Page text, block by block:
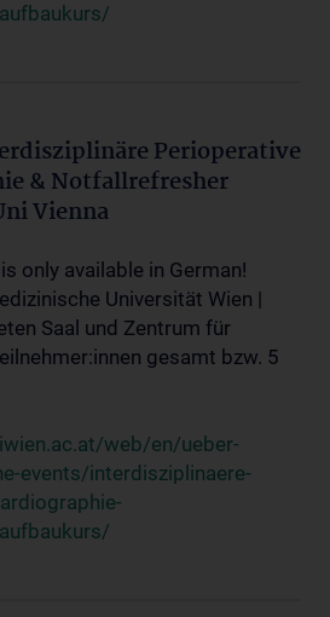
Perioperative
& Notfallrefresher
Vienna
only available in German!
Universität Wien |
Saal und Zentrum für
gesamt bzw. 5
web/en/ueber-
events/interdisziplinaere-